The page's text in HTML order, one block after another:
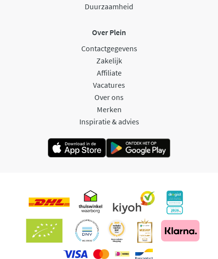
Duurzaamheid
Over Plein
Contactgegevens
Zakelijk
Affiliate
Vacatures
Over ons
Merken
Inspiratie & advies